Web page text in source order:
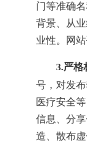
门等准确
背景、从
业性。网
3.严格
号，对发
医疗安全
信息、分
造、散布